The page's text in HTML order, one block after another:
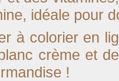
idéale pour
à colorier en
crème et
!